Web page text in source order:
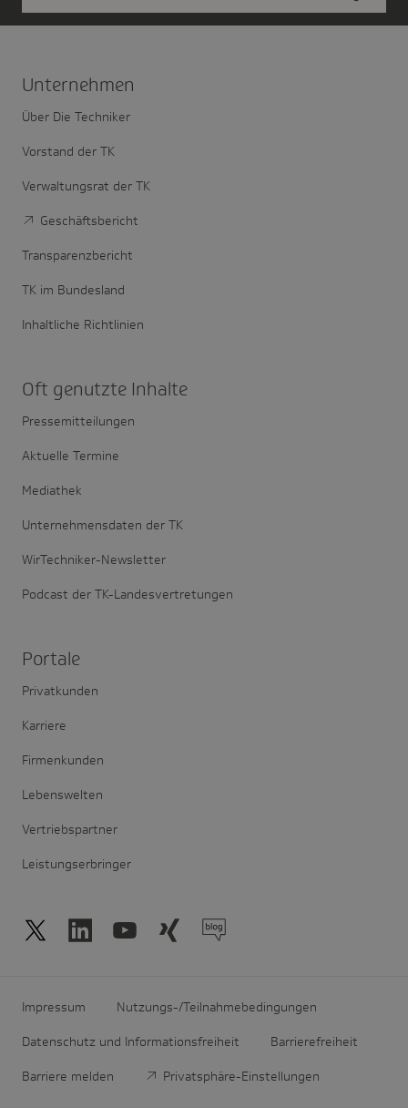
Unter­nehmen
Über Die Techniker
Vorstand der TK
Verwaltungsrat der TK
Geschäftsbericht
Transparenzbericht
TK im Bundesland
Inhaltliche Richtlinien
Oft genutzte Inhalte
Pressemitteilungen
Aktuelle Termine
Mediathek
Unternehmensdaten der TK
WirTechniker-Newsletter
Podcast der TK-Landesvertretungen
Portale
Privatkunden
Karriere
Firmenkunden
Lebenswelten
Vertriebspartner
Leistungserbringer
Impressum Nutzungs-/Teilnahmebedingungen
Datenschutz und Informationsfreiheit Barrierefreiheit
Barriere melden Privatsphäre-Einstellungen